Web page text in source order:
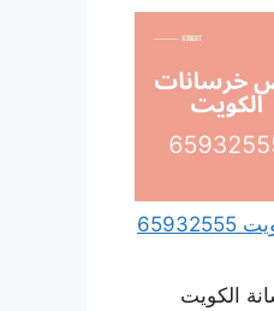
قص خرسانه بالليزر الكويت 65932555
الكويت